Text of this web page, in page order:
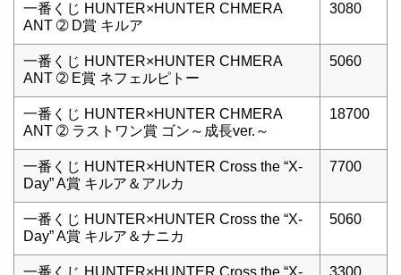
一番くじ HUNTER×HUNTER CHMERA
ANT ➁ D賞 キルア
3080
一番くじ HUNTER×HUNTER CHMERA
ANT ➁ E賞 ネフェルピトー
5060
一番くじ HUNTER×HUNTER CHMERA
ANT ➁ ラストワン賞 ゴン～成長ver.～
18700
一番くじ HUNTER×HUNTER Cross the “X-
Day” A賞 キルア＆アルカ
7700
一番くじ HUNTER×HUNTER Cross the “X-
Day” A賞 キルア＆ナニカ
5060